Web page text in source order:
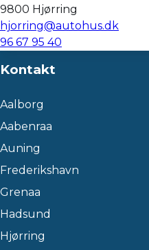
9800 Hjørring
hjorring@autohus.dk
96 67 95 40
Kontakt
Aalborg
Aabenraa
Auning
Frederikshavn
Grenaa
Hadsund
Hjørring